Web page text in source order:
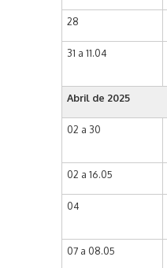
28
31 a 11.04
Abril de 2025
02 a 30
02 a 16.05
04
07 a 08.05